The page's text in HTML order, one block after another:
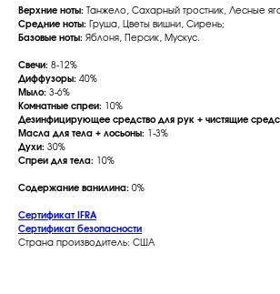
Верхние ноты: Танжело, Сахарный тростник, Лесные
Средние ноты:
Груша, Цветы вишни, Сирень;
Базовые ноты: Яблоня, Персик, Мускус.
Свечи: 8-12%
Диффузоры: 40%
Мыло: 3-6%
Комнатные спреи:
10%
Дезинфицирующее средство для рук + чистящие
Масла для тела + лосьоны:
1-3%
Духи: 30%
Спреи для тела: 10%
Содержание ванилина: 0%
Сертификат IFRA
Сертификат безопасности
Страна производитель: США